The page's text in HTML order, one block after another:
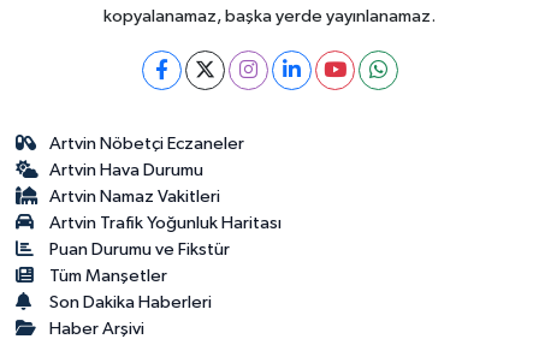
kopyalanamaz, başka yerde yayınlanamaz.
Artvin Nöbetçi Eczaneler
Artvin Hava Durumu
Artvin Namaz Vakitleri
Artvin Trafik Yoğunluk Haritası
Puan Durumu ve Fikstür
Tüm Manşetler
Son Dakika Haberleri
Haber Arşivi